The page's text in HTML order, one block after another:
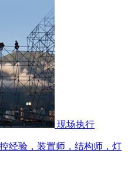
现场执行
经验，装置师，结构师，灯